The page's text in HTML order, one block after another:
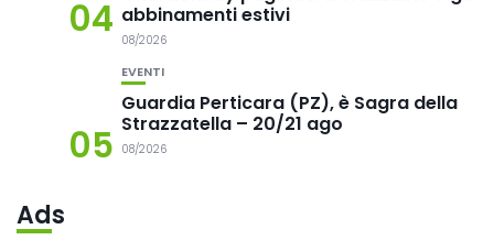
04 abbinamenti estivi
08/2026
05
EVENTI
Guardia Perticara (PZ), è Sagra della
Strazzatella – 20/21 ago
08/2026
Ads